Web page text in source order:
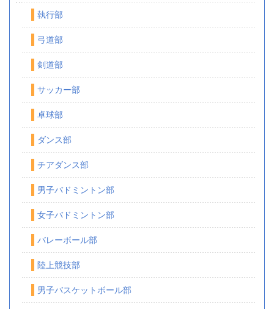
執行部
弓道部
剣道部
サッカー部
卓球部
ダンス部
チアダンス部
男子バドミントン部
女子バドミントン部
バレーボール部
陸上競技部
男子バスケットボール部